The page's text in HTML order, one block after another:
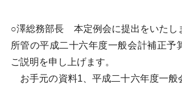
○澤総務部長 本定例会に提出をいたし
所管の平成二十六年度一般会計補正予
ご説明を申し上げます。
お手元の資料1、平成二十六年度一般